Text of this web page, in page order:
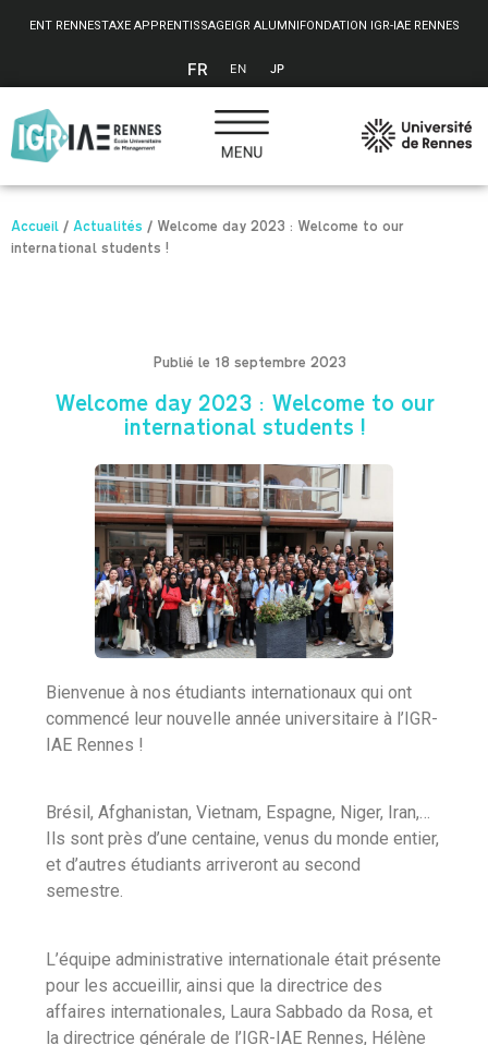
ENT RENNESTAXE APPRENTISSAGEIGR ALUMNIFONDATION IGR-IAE RENNES
FR EN JP
Accueil / Actualités / Welcome day 2023 : Welcome to our
international students !
Publié le 18 septembre 2023
Welcome day 2023 : Welcome to our
international students !
Bienvenue à nos étudiants internationaux qui ont
commencé leur nouvelle année universitaire à l’IGR-
IAE Rennes !
Brésil, Afghanistan, Vietnam, Espagne, Niger, Iran,…
Ils sont près d’une centaine, venus du monde entier,
et d’autres étudiants arriveront au second
semestre.
L’équipe administrative internationale était présente
pour les accueillir, ainsi que la directrice des
affaires internationales, Laura Sabbado da Rosa, et
la directrice générale de l’IGR-IAE Rennes, Hélène